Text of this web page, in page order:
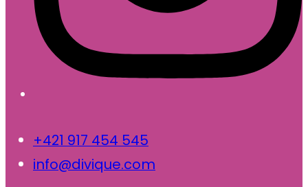
+421 917 454 545
info@divique.com